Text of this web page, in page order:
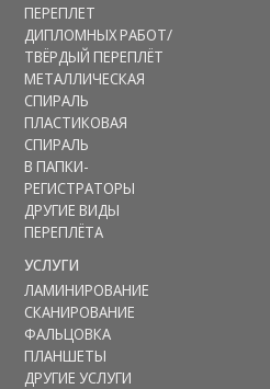
ПЕРЕПЛЕТ
ДИПЛОМНЫХ РАБОТ/
ТВЁРДЫЙ ПЕРЕПЛЁТ
МЕТАЛЛИЧЕСКАЯ
СПИРАЛЬ
ПЛАСТИКОВАЯ
СПИРАЛЬ
В ПАПКИ-
РЕГИСТРАТОРЫ
ДРУГИЕ ВИДЫ
ПЕРЕПЛЁТА
УСЛУГИ
ЛАМИНИРОВАНИЕ
СКАНИРОВАНИЕ
ФАЛЬЦОВКА
ПЛАНШЕТЫ
ДРУГИЕ УСЛУГИ